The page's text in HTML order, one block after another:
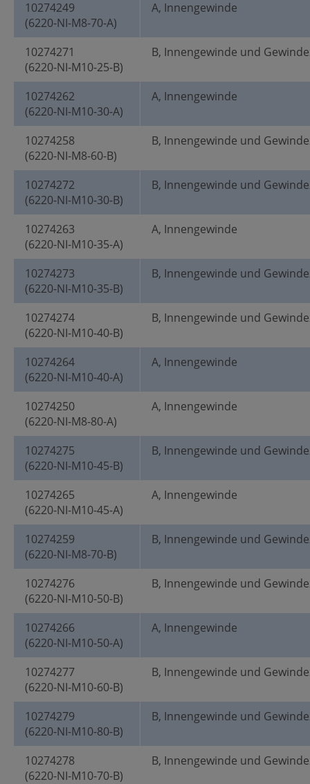
10274249
(6220-NI-M8-70-A)
A, Innengewinde
10274271
(6220-NI-M10-25-B)
B, Innengewinde und
10274262
(6220-NI-M10-30-A)
A, Innengewinde
10274258
(6220-NI-M8-60-B)
B, Innengewinde und
10274272
(6220-NI-M10-30-B)
B, Innengewinde und
10274263
(6220-NI-M10-35-A)
A, Innengewinde
10274273
(6220-NI-M10-35-B)
B, Innengewinde und
10274274
(6220-NI-M10-40-B)
B, Innengewinde und
10274264
(6220-NI-M10-40-A)
A, Innengewinde
10274250
(6220-NI-M8-80-A)
A, Innengewinde
10274275
(6220-NI-M10-45-B)
B, Innengewinde und
10274265
(6220-NI-M10-45-A)
A, Innengewinde
10274259
(6220-NI-M8-70-B)
B, Innengewinde und
10274276
(6220-NI-M10-50-B)
B, Innengewinde und
10274266
(6220-NI-M10-50-A)
A, Innengewinde
10274277
(6220-NI-M10-60-B)
B, Innengewinde und
10274279
(6220-NI-M10-80-B)
B, Innengewinde und
10274278
(6220-NI-M10-70-B)
B, Innengewinde und